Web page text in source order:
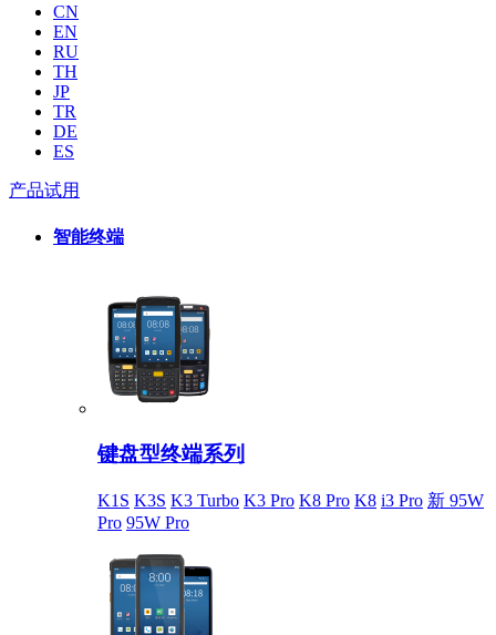
CN
EN
RU
TH
JP
TR
DE
ES
产品试用
智能终端
键盘型终端系列
K1S K3S K3 Turbo K3 Pro K8 Pro K8 i3 Pro 新 95W
Pro 95W Pro